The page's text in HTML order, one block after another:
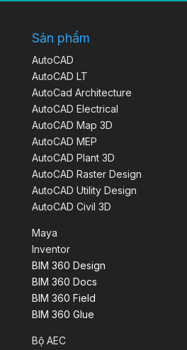
Sản phẩm
AutoCAD
AutoCAD LT
AutoCad Architecture
AutoCAD Electrical
AutoCAD Map 3D
AutoCAD MEP
AutoCAD Plant 3D
AutoCAD Raster Design
AutoCAD Utility Design
AutoCAD Civil 3D
Maya
Inventor
BIM 360 Design
BIM 360 Docs
BIM 360 Field
BIM 360 Glue
Bộ AEC